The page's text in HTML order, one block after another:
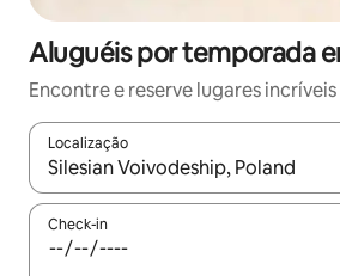
Aluguéis por temporada
Encontre e reserve lugares
Localização
Quando os resultados estiverem
Check-in